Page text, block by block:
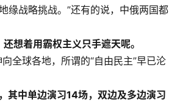
缘战略挑战。”还有的说，中俄两国都
想着用霸权主义只手遮天呢。
全球各地，所谓的“自由民主”早已沦
其中单边演习14场，双边及多边演习